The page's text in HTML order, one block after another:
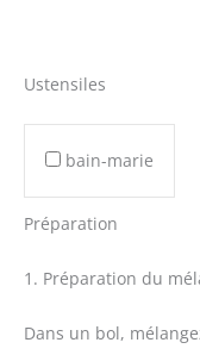
Ustensiles
bain-marie
Préparation
1. Préparation du
Dans un bol,